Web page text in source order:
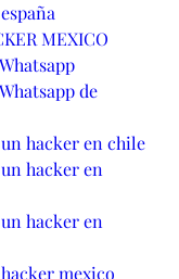
MEXICO
de
hacker en chile
hacker en
hacker en
mexico